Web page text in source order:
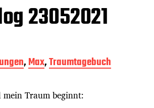
23052021
,Max,Traumtagebuch
Traum beginnt: